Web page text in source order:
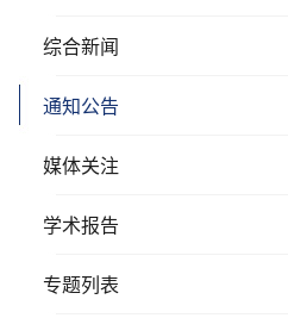
综合新闻
通知公告
媒体关注
学术报告
专题列表